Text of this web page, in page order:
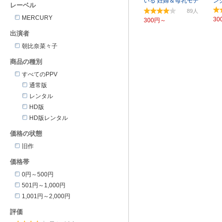
ル BEST239分
89
300円～
レーベル
MERCURY
出演者
朝比奈菜々子
商品の種別
すべてのPPV
通常版
レンタル
HD版
HD版レンタル
価格の状態
旧作
価格帯
0円～500円
501円～1,000円
1,001円～2,000円
評価